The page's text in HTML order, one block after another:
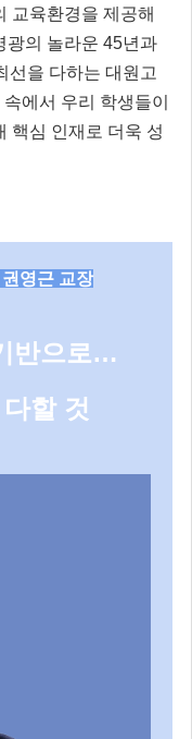
교육환경을 제공해
광의 놀라운 45년과
선을 다하는 대원고
에서 우리 학생들이
핵심 인재로 더욱 성
영근 교장
반으로…
할 것